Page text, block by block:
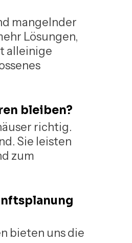
mangelnder
Lösungen,
alleinige
bleiben?
richtig.
Sie leisten
zum
bieten uns die